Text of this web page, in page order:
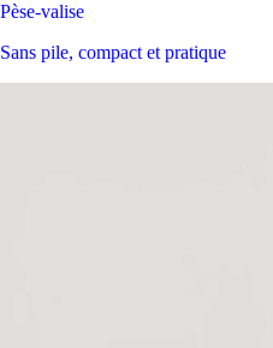
Pèse-valise
Sans pile, compact et pratique